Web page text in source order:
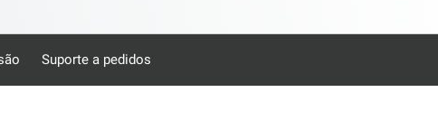
Suporte a pedidos